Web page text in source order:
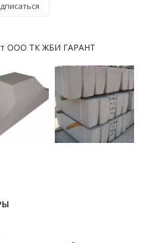
ООО ТК ЖБИ ГАРАНТ